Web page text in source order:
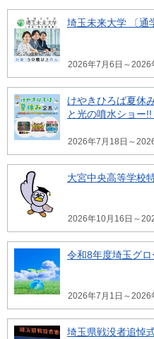
埼玉未来大学 〔通
2026年7月6日～2026
けやきひろば夏休
と光の噴水ショー!!
2026年7月18日～
大宮中央高等学校
2026年10月16日～
令和8年度埼玉グ
2026年7月1日～2026
埼玉県戦没者追悼